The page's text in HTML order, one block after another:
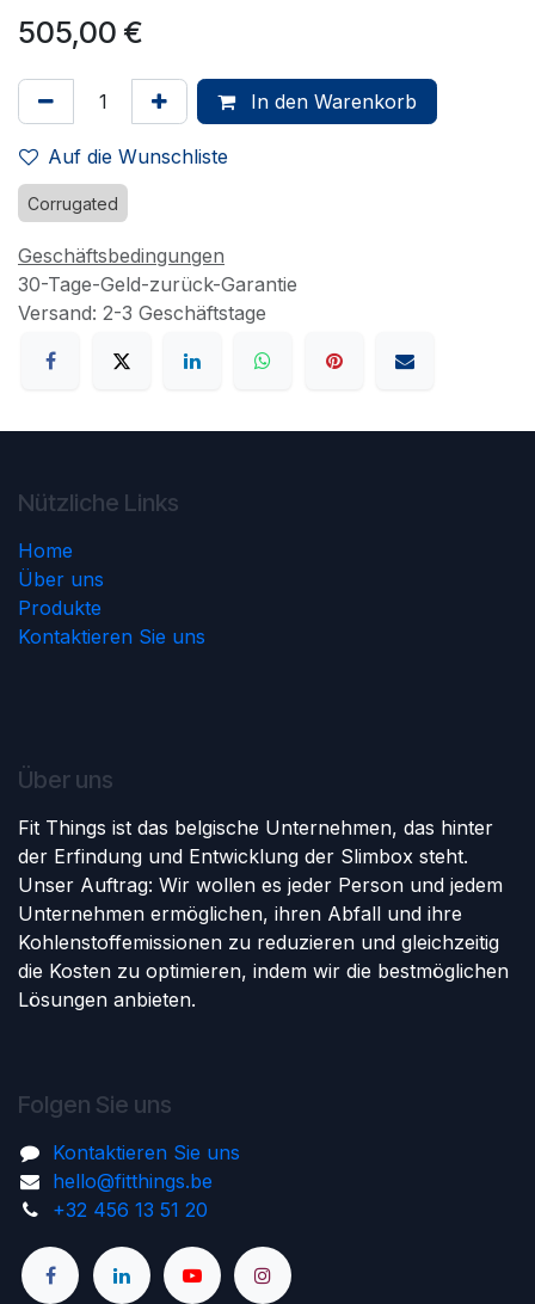
505,00 €
In den Warenkorb
Auf die Wunschliste
Corrugated
Geschäftsbedingungen
30-Tage-Geld-zurück-Garantie
Versand: 2-3 Geschäftstage
Nützliche Links
Home
Über uns
Produkte
Kontaktieren Sie uns
Über uns
Fit Things ist das belgische Unternehmen, das hinter
der Erfindung und Entwicklung der Slimbox steht.
Unser Auftrag: Wir wollen es jeder Person und jedem
Unternehmen ermöglichen, ihren Abfall und ihre
Kohlenstoffemissionen zu reduzieren und gleichzeitig
die Kosten zu optimieren, indem wir die bestmöglichen
Lösungen anbieten.
Folgen Sie uns
Kontaktieren Sie uns
hello@fitthings.be
‭+32 456 13 51 20‬